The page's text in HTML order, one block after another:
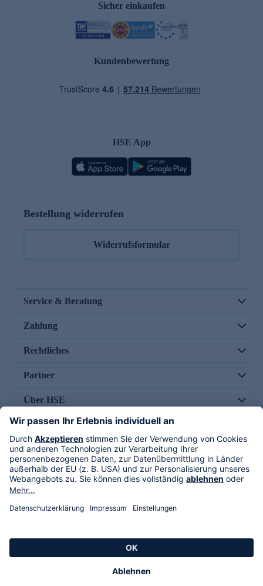
Sicher einkaufen
Kundenbewertung
HSE App
Bestellung widerrufen
Widerrufsformular
Service & Beratung
Zahlung
Rechtliches
Partner
Über HSE
Im TV
HSE International